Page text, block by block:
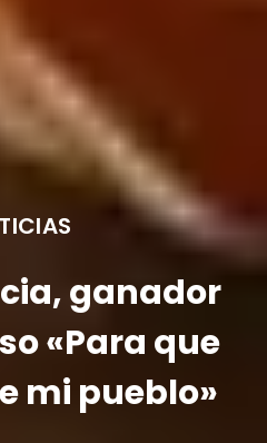
ganador
«Para que
mi pueblo»